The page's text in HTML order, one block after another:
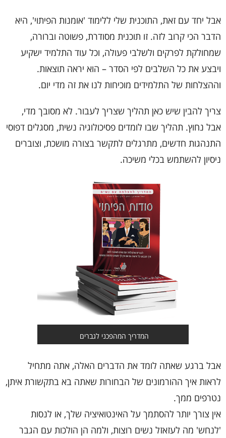
אבל יחד עם זאת, התוכנית שלי ללימוד 'אומנות הפיתוי', היא
הדבר הכי קרוב לזה. זו תוכנית מסודרת, פשוטה וברורה,
שמחולקת לפרקים ולשלבי פעולה, וכל עוד התלמיד ישקיע
ויבצע את כל השלבים לפי הסדר – הוא יראה תוצאות.
וההצלחות של התלמידים מוכיחות לנו את זה מדי יום.
צריך להבין שיש כאן תהליך שצריך לעבור. לא מסובך מדי,
אבל נחוץ. תהליך שבו לומדים פסיכולוגיה נשית, מסגלים דפוסי
התנהגות חדשים, מתרגלים לתקשר בצורה מושכת, וצוברים
ניסיון להשתמש בכלי משיכה.
המדריך המהפכני לגברים
אבל ברגע שאתה לומד את הדברים האלה, אתה מתחיל
לראות איך ההורמונים של הבחורות שאתה בא בתקשורת איתן,
נטרפים ממך.
אין צורך יותר להסתמך על האינטואיציה שלך, או לנסות
'לנחש' מה לעזאזל נשים רוצות, ולמה הן הולכות עם הגבר